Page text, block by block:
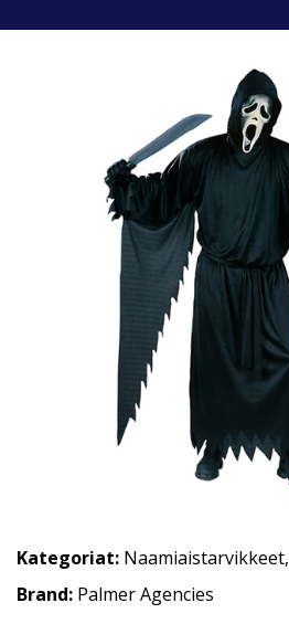
Kategoriat: Naamiaistarvikkeet,
Brand: Palmer Agencies